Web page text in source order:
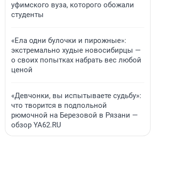
уфимского вуза, которого обожали
студенты
«Ела одни булочки и пирожные»:
экстремально худые новосибирцы —
о своих попытках набрать вес любой
ценой
«Девчонки, вы испытываете судьбу»:
что творится в подпольной
рюмочной на Березовой в Рязани —
обзор YA62.RU